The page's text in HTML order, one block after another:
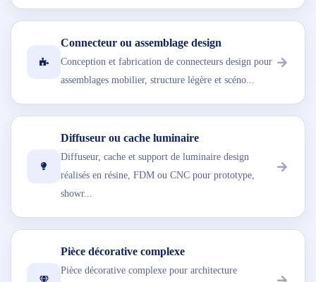
Connecteur ou assemblage design
Conception et fabrication de connecteurs design pour
assemblages mobilier, structure légère et scéno...
Diffuseur ou cache luminaire
Diffuseur, cache et support de luminaire design
réalisés en résine, FDM ou CNC pour prototype,
showr...
Pièce décorative complexe
Pièce décorative complexe pour architecture